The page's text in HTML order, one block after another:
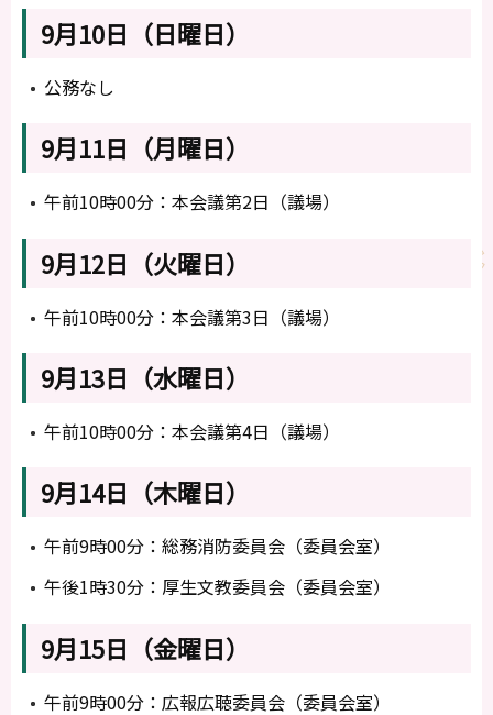
9月10日（日曜日）
公務なし
9月11日（月曜日）
午前10時00分：本会議第2日（議場）
9月12日（火曜日）
午前10時00分：本会議第3日（議場）
9月13日（水曜日）
午前10時00分：本会議第4日（議場）
9月14日（木曜日）
午前9時00分：総務消防委員会（委員会室）
午後1時30分：厚生文教委員会（委員会室）
9月15日（金曜日）
午前9時00分：広報広聴委員会（委員会室）